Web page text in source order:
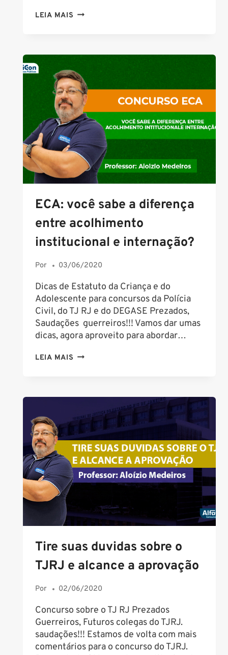
LEIA MAIS EXCLUSIVAS
DICAS
SOBRE
JUIZADO
ESPECIAL
CRIMINAL
IRÃO
TE
AJUDAR
NA
PROVA
ECA: você sabe a diferença
entre acolhimento
institucional e internação?
Por 03/06/2020
Dicas de Estatuto da Criança e do
Adolescente para concursos da Polícia
Civil, do TJ RJ e do DEGASE Prezados,
Saudações guerreiros!!! Vamos dar umas
dicas, agora aproveito para abordar…
LEIA MAIS ECA:
DIFERENÇA
ENTRE
ACOLHIMENTO
INSTITUCIONAL
E
INTERNAÇÃO?
Tire suas duvidas sobre o
TJRJ e alcance a aprovação
Por 02/06/2020
Concurso sobre o TJ RJ Prezados
Guerreiros, Futuros colegas do TJRJ.
saudações!!! Estamos de volta com mais
comentários para o concurso do TJRJ.